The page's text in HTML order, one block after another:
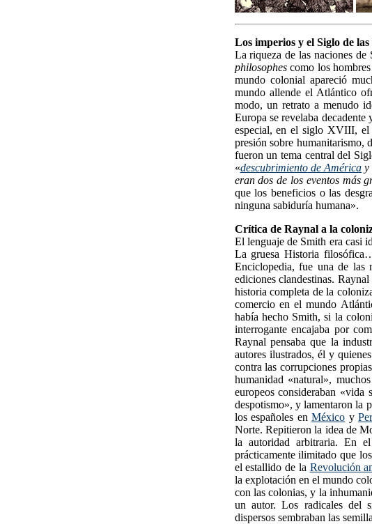
Los imperios y el Siglo de las
La riqueza de las naciones
philosophescomo los hombres
mundo colonial apareció
mundo allende el Atlántico
modo, un retrato a menudo
Europa se revelaba
especial, en el siglo XVIII, el
presión sobre humanitarismo,
fueron un tema central del
«descubrimiento de América y
eran dos de los eventos más
que los beneficios o las
ninguna sabiduría humana».
Crítica de Raynal a la
El lenguaje de Smith era casi
La gruesa Historia
Enciclopedia, fue una de las
ediciones clandestinas.
historia completa de la
comercio en el mundo
había hecho Smith, si la
interrogante encajaba por
Raynal pensaba que la
autores ilustrados, él y
contra las corrupciones
humanidad «natural»,
europeos consideraban «vida
despotismo», y lamentaron la
los españoles enMéxico y
Norte. Repitieron la idea de
la autoridad arbitraria. En
prácticamente ilimitado que
el estallido de la Revolución
la explotación en el mundo
con las colonias, y la
un autor. Los radicales del
dispersos sembraban las